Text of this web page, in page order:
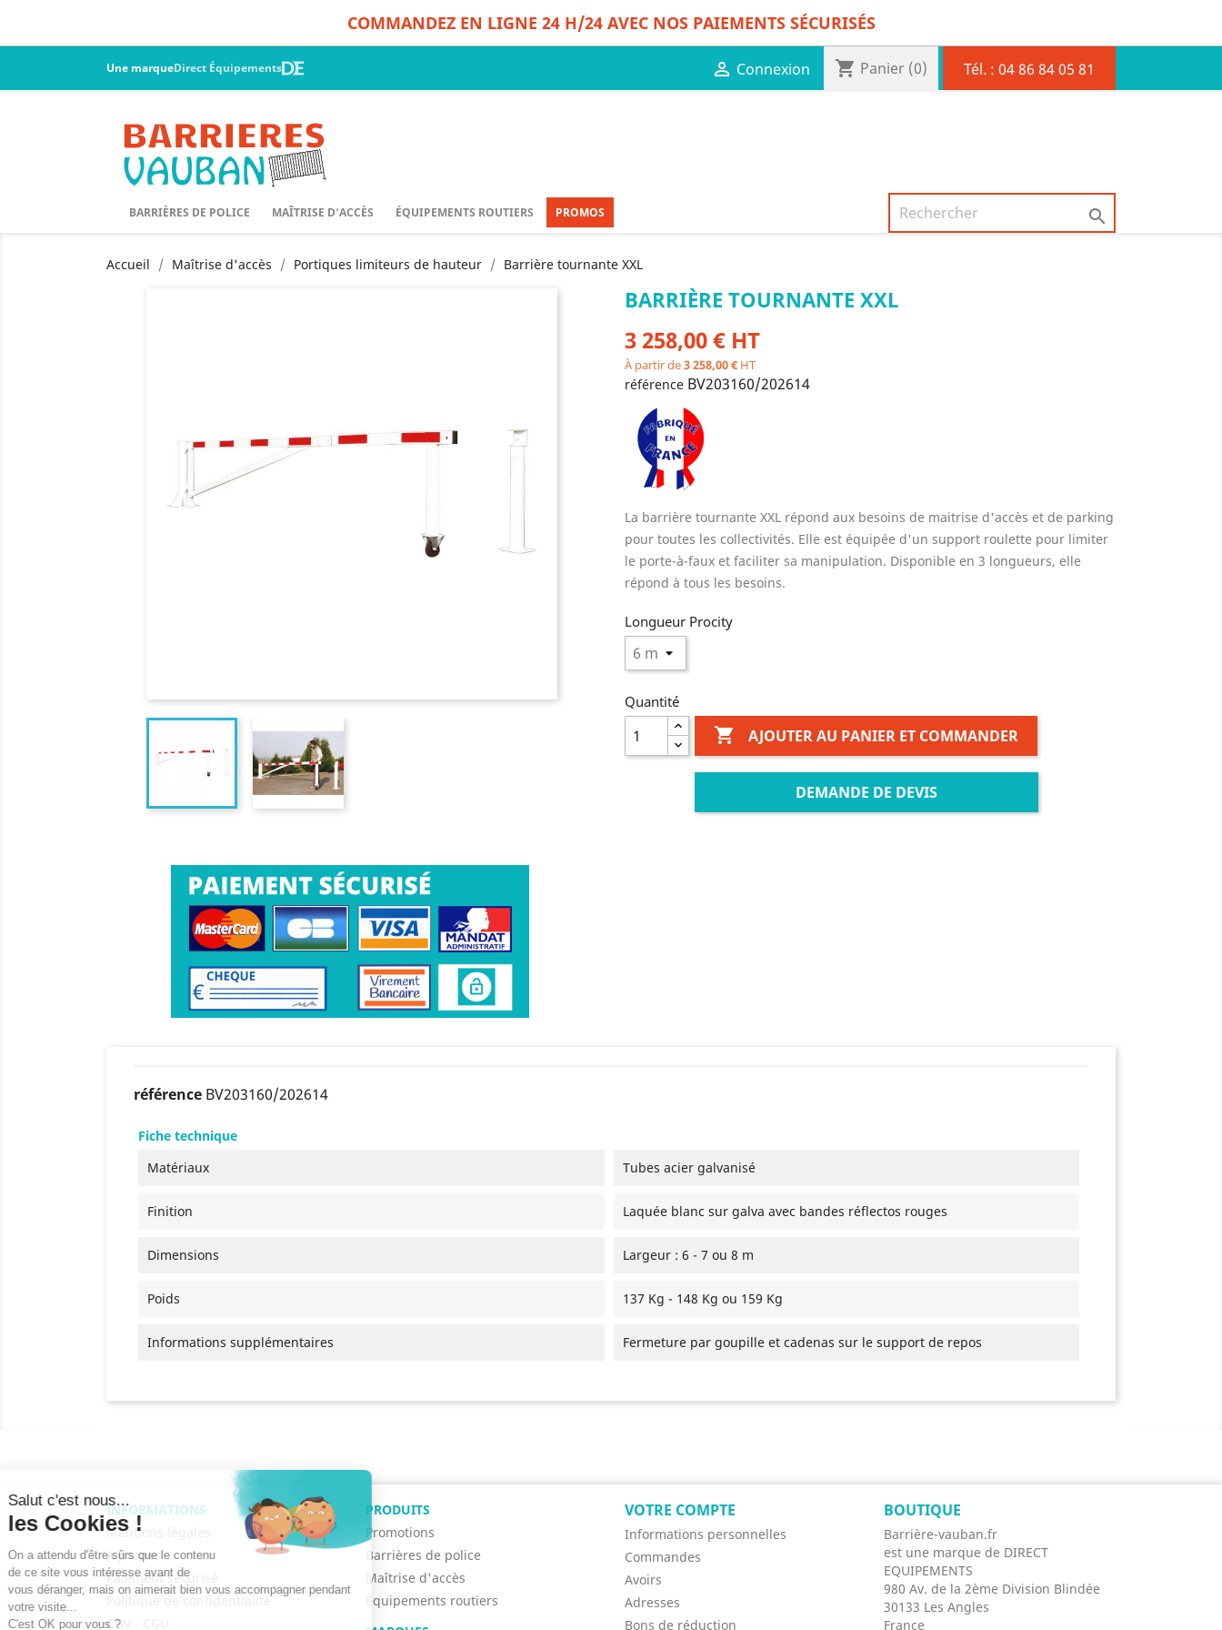
COMMANDEZ EN LIGNE 24 H/24 AVEC NOS PAIEMENTS SÉCURISÉS
Une marqueDirect Équipements  Connexion shopping_cart Panier (0) Tél. : 04 86 84 05 81
BARRIÈRES DE POLICE MAÎTRISE D'ACCÈS ÉQUIPEMENTS ROUTIERS PROMOS 
Accueil Maîtrise d'accès Portiques limiteurs de hauteur Barrière tournante XXL
BARRIÈRE TOURNANTE XXL
3 258,00 € HT
À partir de3 258,00 €HT
référence BV203160/202614
La barrière tournante XXL répond aux besoins de maitrise d'accès et de parking
pour toutes les collectivités. Elle est équipée d'un support roulette pour limiter
le porte-à-faux et faciliter sa manipulation. Disponible en 3 longueurs, elle
répond à tous les besoins.
Longueur Procity
Quantité
 AJOUTER AU PANIER ET COMMANDER
DEMANDE DE DEVIS
référence BV203160/202614
Fiche technique
Matériaux
Tubes acier galvanisé
Finition Laquée blanc sur galva avec bandes réflectos rouges
Dimensions Largeur : 6 - 7 ou 8 m
Poids 137 Kg - 148 Kg ou 159 Kg
Informations supplémentaires Fermeture par goupille et cadenas sur le support de repos
INFORMATIONS
Mentions légales
A propos
Paiement sécurisé
Politique de confidentialité
CGV - CGU
PRODUITS
Promotions
Barrières de police
Maîtrise d'accès
Équipements routiers
VOTRE COMPTE
Informations personnelles
Commandes
Avoirs
Adresses
Bons de réduction
BOUTIQUE
Barrière-vauban.fr
est une marque de DIRECT
EQUIPEMENTS
980 Av. de la 2ème Division Blindée
30133 Les Angles
France